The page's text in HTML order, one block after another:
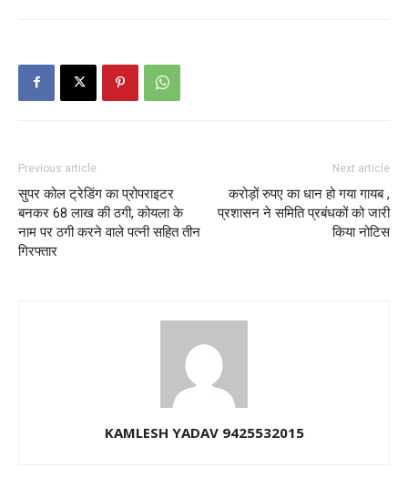
Previous article
सुपर कोल ट्रेडिंग का प्रोपराइटर
बनकर 68 लाख की ठगी, कोयला के
नाम पर ठगी करने वाले पत्नी सहित तीन
गिरफ्तार
Next article
करोड़ों रुपए का धान हो गया गायब ,
प्रशासन ने समिति प्रबंधकों को जारी
किया नोटिस
KAMLESH YADAV 9425532015